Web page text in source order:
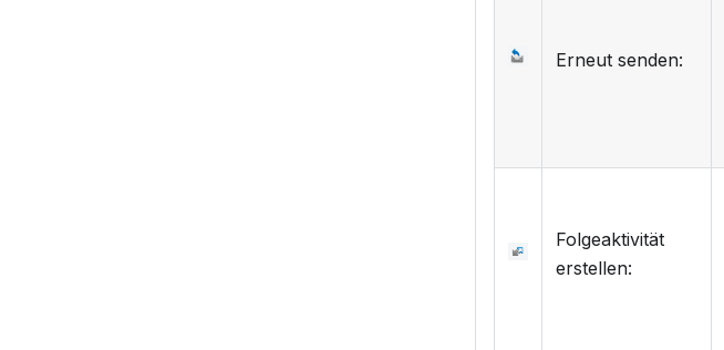
Erneut senden:
Folgeaktivität
erstellen: